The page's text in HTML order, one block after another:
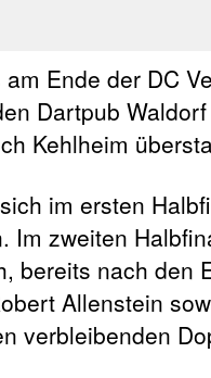
Ende der DC
Dartpub
Kehlheim
im ersten
Im zweiten
bereits nach
Allenstein
verbleibenden